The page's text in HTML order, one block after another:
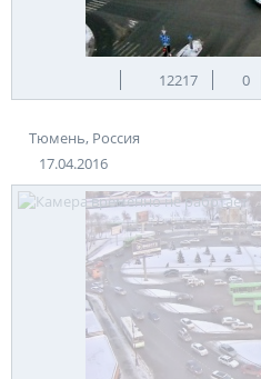
12217 0
Тюмень, Россия
17.04.2016